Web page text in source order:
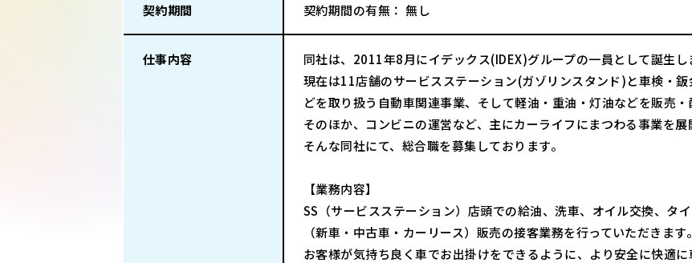
契約期間 契約期間の有無： 無し
仕事内容
同社は、2011年8月にイデックス(IDEX)グループの一員として誕生し
現在は11店舗のサービスステーション(ガゾリンスタンド)と車検・
どを取り扱う自動車関連事業、そして軽油・重油・灯油などを販売・
そのほか、コンビニの運営など、主にカーライフにまつわる事業を展
そんな同社にて、総合職を募集しております。
【業務内容】
SS（サービスステーション）店頭での給油、洗車、オイル交換、タ
（新車・中古車・カーリース）販売の接客業務を行っていただきます。
お客様が気持ち良く車でお出掛けをできるように、より安全に快適